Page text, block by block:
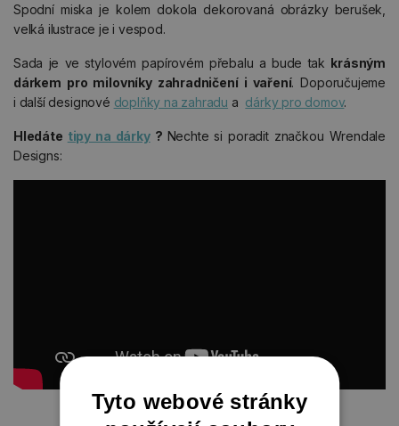
Spodní miska je kolem dokola dekorovaná obrázky berušek,
velká ilustrace je i vespod.
Sada je ve stylovém papírovém přebalu a bude tak krásným
dárkem pro milovníky zahradničení i vaření. Doporučujeme
i další designové doplňky na zahradu a dárky pro domov.
Hledáte tipy na dárky? Nechte si poradit značkou Wrendale
Designs:
Tyto webové stránky